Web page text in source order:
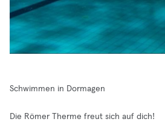
Schwimmen in Dormagen
Die Römer Therme freut sich auf dich!